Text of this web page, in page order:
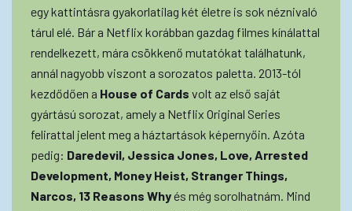
egy kattintásra gyakorlatilag két életre is sok néznivaló
tárul elé. Bár a Netflix korábban gazdag filmes kínálattal
rendelkezett, mára csökkenő mutatókat találhatunk,
annál nagyobb viszont a sorozatos paletta. 2013-tól
kezdődően a House of Cards volt az első saját
gyártású sorozat, amely a Netflix Original Series
felirattal jelent meg a háztartások képernyőin. Azóta
pedig: Daredevil, Jessica Jones, Love, Arrested
Development, Money Heist, Stranger Things,
Narcos, 13 Reasons Whyés még sorolhatnám. Mind